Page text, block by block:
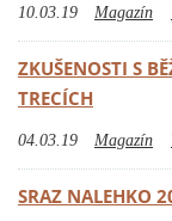
10.03.19 Magazín
ZKUŠENOSTI S
TRECÍCH
04.03.19 Magazín
SRAZ NALEHKO